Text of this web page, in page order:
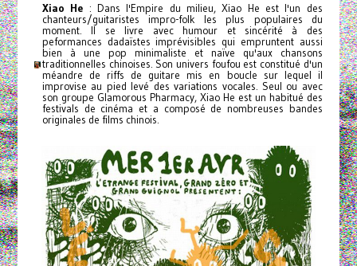
Xiao He : Dans l'Empire du milieu, Xiao He est l'un des
chanteurs/guitaristes impro-folk les plus populaires du
moment. Il se livre avec humour et sincérité à des
peformances dadaïstes imprévisibles qui empruntent aussi
bien à une pop minimaliste et naïve qu'aux chansons
traditionnelles chinoises. Son univers foufou est constitué d'un
méandre de riffs de guitare mis en boucle sur lequel il
improvise au pied levé des variations vocales. Seul ou avec
son groupe Glamorous Pharmacy, Xiao He est un habitué des
festivals de cinéma et a composé de nombreuses bandes
originales de films chinois.